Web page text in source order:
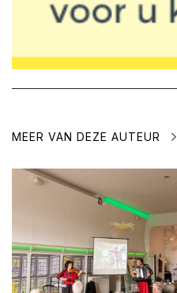
MEER VAN DEZE AUTEUR